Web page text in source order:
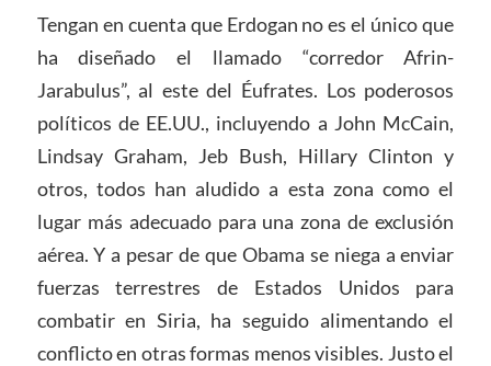
Tengan en cuenta que Erdogan no es el único que
ha diseñado el llamado “corredor Afrin-
Jarabulus”, al este del Éufrates. Los poderosos
políticos de EE.UU., incluyendo a John McCain,
Lindsay Graham, Jeb Bush, Hillary Clinton y
otros, todos han aludido a esta zona como el
lugar más adecuado para una zona de exclusión
aérea. Y a pesar de que Obama se niega a enviar
fuerzas terrestres de Estados Unidos para
combatir en Siria, ha seguido alimentando el
conflicto en otras formas menos visibles. Justo el